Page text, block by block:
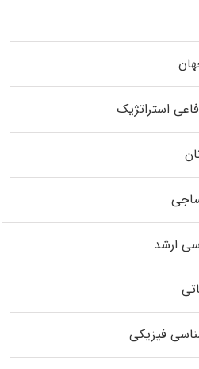
استراتژیک
ارشد
فیزیکی